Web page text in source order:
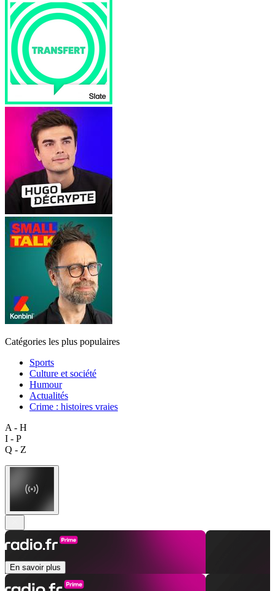
Catégories les plus populaires
Sports
Culture et société
Humour
Actualités
Crime : histoires vraies
A - H
I - P
Q - Z
En savoir plus